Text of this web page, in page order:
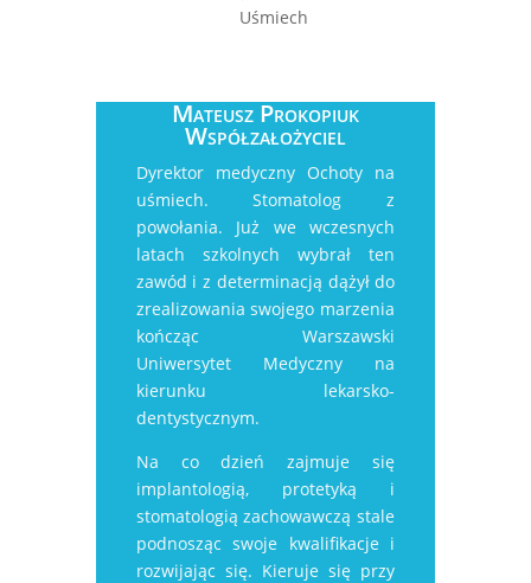
Mateusz Prokopiuk
Współzałożyciel
Dyrektor medyczny Ochoty na
uśmiech. Stomatolog z
powołania. Już we wczesnych
latach szkolnych wybrał ten
zawód i z determinacją dążył do
zrealizowania swojego marzenia
kończąc Warszawski
Uniwersytet Medyczny na
kierunku lekarsko-
dentystycznym.
Na co dzień zajmuje się
implantologią, protetyką i
stomatologią zachowawczą stale
podnosząc swoje kwalifikacje i
rozwijając się. Kieruje się przy